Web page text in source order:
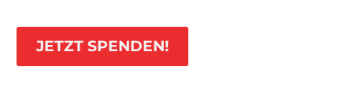
JETZT SPENDEN!